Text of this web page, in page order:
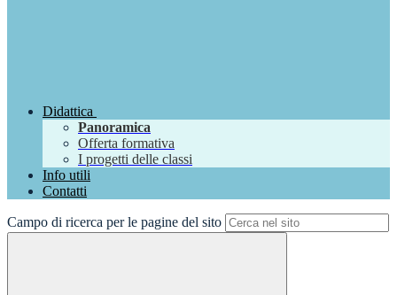
Didattica
Panoramica
Offerta formativa
I progetti delle classi
Info utili
Contatti
Campo di ricerca per le pagine del sito